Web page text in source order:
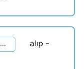
alıp -